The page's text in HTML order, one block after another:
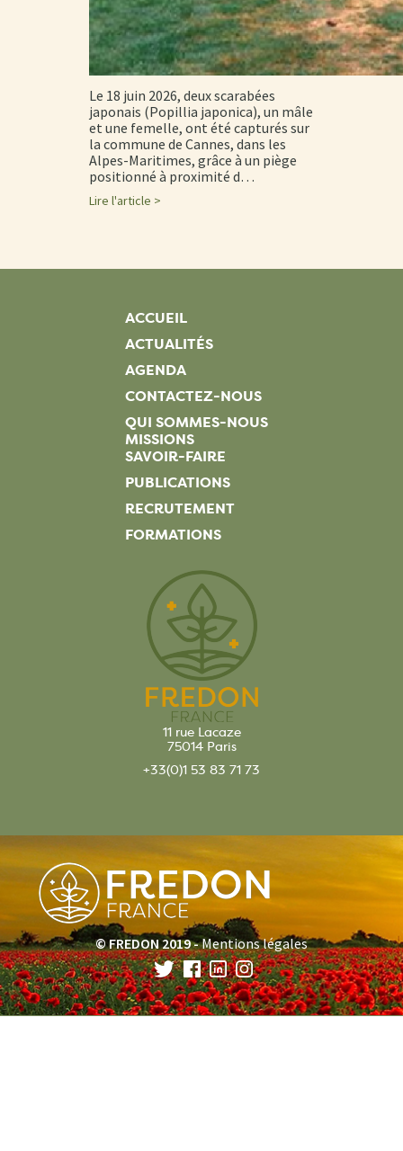
Le 18 juin 2026, deux scarabées
japonais (Popillia japonica), un mâle
et une femelle, ont été capturés sur
la commune de Cannes, dans les
Alpes-Maritimes, grâce à un piège
positionné à proximité d…
Lire l'article >
ACCUEIL
ACTUALITÉS
AGENDA
CONTACTEZ-NOUS
QUI SOMMES-NOUS
MISSIONS
SAVOIR-FAIRE
PUBLICATIONS
RECRUTEMENT
FORMATIONS
11 rue Lacaze
75014 Paris
+33(0)1 53 83 71 73
© FREDON 2019 -Mentions légales